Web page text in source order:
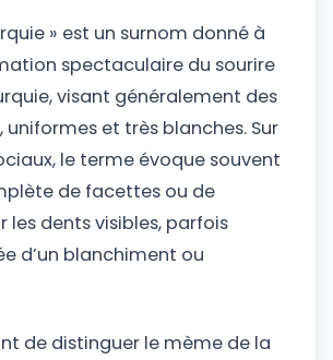
» est un surnom donné à
spectaculaire du sourire
visant généralement des
uniformes et très blanches. Sur
le terme évoque souvent
de facettes ou de
les dents visibles, parfois
d’un blanchiment ou
de distinguer le mème de la